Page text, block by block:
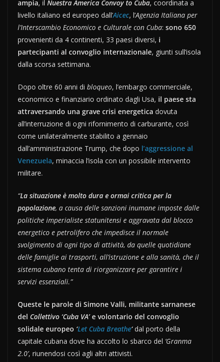
ampia, il Nuestra America Convoy to Cuba, coordinata a
livello italiano ed europeo dall’Aicec, l’Agenzia Italiana per
l’Interscambio Economico e Culturale con Cuba: sono 650
provenienti da 4 continenti, 33 paesi diversi, i
partecipanti al convoglio internazionale, giunti sull’isola
dalla scorsa settimana.
Dopo oltre 60 anni di bloqueo, l’embargo commerciale,
economico e finanziario ordinato dagli Usa, il paese sta
attraversando una grave crisi energetica dovuta
all’interruzione di ogni rifornimento di carburante, così
come unilateralmente stabilito a gennaio
dall’amministrazione Trump, che dopo l’aggressione al
Venezuela, minaccia l’isola con un possibile intervento
militare.
“La situazione è molto dura e ormai critica per la
popolazione, a causa delle sanzioni inumane imposte dalle
politiche imperialiste statunitensi e aggravata dal blocco
energetico e petrolifero che impedisce il normale
svolgimento di ogni tipo di attività, da quelle quotidiane
delle famiglie ai trasporti, all’istruzione e alla sanità, che il
sistema cubano tenta di riorganizzare per garantire i
servizi essenziali.”
Queste le parole di Simone Valli, militante sarnanese
del Collettivo ‘Cuba VA’e volontario del convoglio
solidale europeo ‘Let Cuba Breathe‘dal porto della
capitale cubana dove ha accolto lo sbarco del ‘Granma
2.0’, riunendosi così agli altri attivisti.